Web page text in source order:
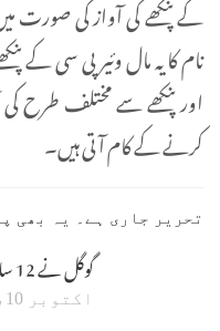
نام کا یہ مال وئیر پی سی کے
اور پنکھے سے مختلف طرح کی
کرنے کے کام آتی ہیں۔
تحریر جاری ہے۔ یہ بھی
گوگل نے 12 سالہ بچے کو ایک لاکھ یورو کا بل بھیج دیا
اکتوبر 10، 2016